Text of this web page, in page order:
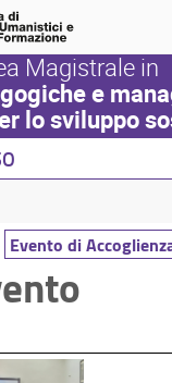
Magistrale in
e
lo sviluppo
Evento di